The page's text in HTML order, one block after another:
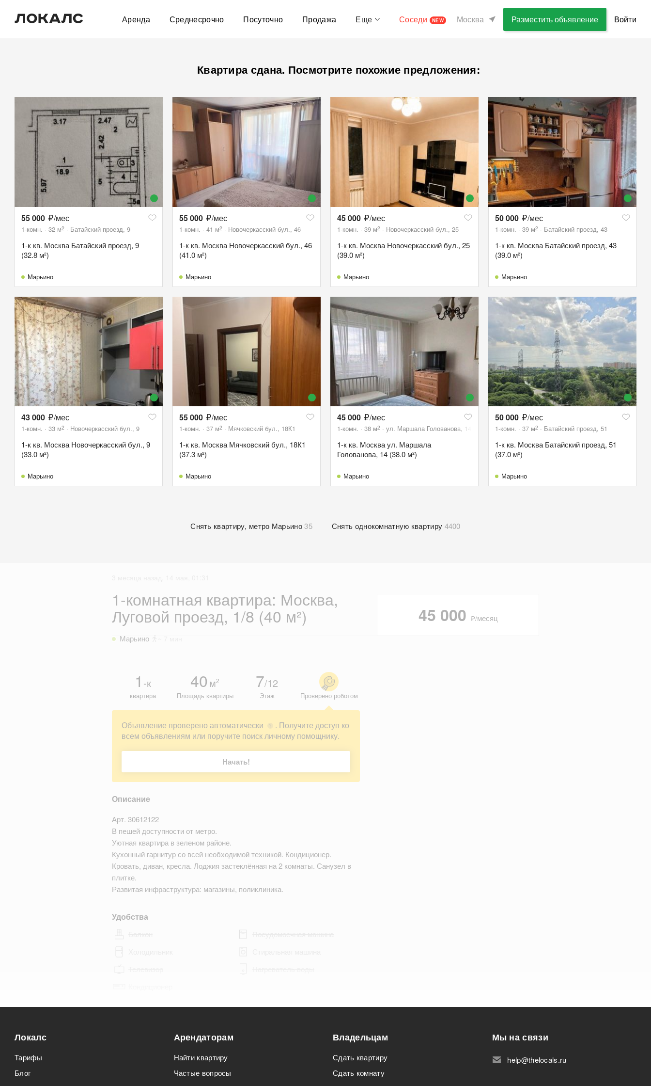
Аренда Среднесрочно Посуточно Продажа Еще Соседи NEW Москва Разместить объявление Войти
Квартира сдана. Посмотрите похожие предложения:
55 000 /мес
1-комн. 32 м2 Батайский проезд, 9
1-к кв. Москва Батайский проезд, 9
(32.8 м²)
Марьино
55 000 /мес
1-комн. 41 м2 Новочеркасский бул., 46
1-к кв. Москва Новочеркасский бул., 46
(41.0 м²)
Марьино
45 000 /мес
1-комн. 39 м2 Новочеркасский бул., 25
1-к кв. Москва Новочеркасский бул., 25
(39.0 м²)
Марьино
50 000 /мес
1-комн. 39 м2 Батайский проезд, 43
1-к кв. Москва Батайский проезд, 43
(39.0 м²)
Марьино
43 000 /мес
1-комн. 33 м2 Новочеркасский бул., 9
1-к кв. Москва Новочеркасский бул., 9
(33.0 м²)
Марьино
55 000 /мес
1-комн. 37 м2 Мячковский бул., 18К1
1-к кв. Москва Мячковский бул., 18К1
(37.3 м²)
Марьино
45 000 /мес
1-комн. 38 м2 ул. Маршала Голованова, 14
1-к кв. Москва ул. Маршала
Голованова, 14 (38.0 м²)
Марьино
50 000 /мес
1-комн. 37 м2 Батайский проезд, 51
1-к кв. Москва Батайский проезд, 51
(37.0 м²)
Марьино
Снять квартиру, метро Марьино 35 Снять однокомнатную квартиру 4400
1-комнатная квартира: Москва,
Луговой проезд, 1/8 (40 м²)
Марьино
1 -к
квартира
40 м2
Площадь квартиры
7/12
Этаж Проверено роботом
Объявление проверено автоматически ?
. Получите доступ ко
всем объявлениям или поручите поиск личному помощнику.
Начать!
Описание
Арт. 30612122
В пешей доступности от метро.
Уютная квартира в зеленом районе.
Кухонный гарнитур со всей необходимой техникой. Кондиционер.
Кровать, диван, кресла. Лоджия застеклённая на 2 комнаты. Санузел в
плитке.
Развитая инфраструктура: магазины, поликлиника.
Удобства
Подходит для мероприятий
45 000 ₽/месяц
Локалс
Тарифы
Блог
Арендаторам
Найти квартиру
Частые вопросы
Владельцам
Сдать квартиру
Сдать комнату
Мы на связи
help@thelocals.ru